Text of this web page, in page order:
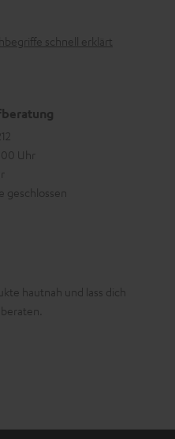
schnell erklärt
Uhr
geschlossen
hautnah und lass dich